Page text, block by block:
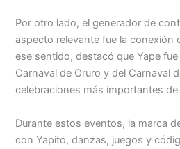
Por otro lado, el generador de
aspecto relevante fue la conexión
ese sentido, destacó que Yape
Carnaval de Oruro y del Carnaval
celebraciones más importantes de
Durante estos eventos, la marca
con Yapito, danzas, juegos y